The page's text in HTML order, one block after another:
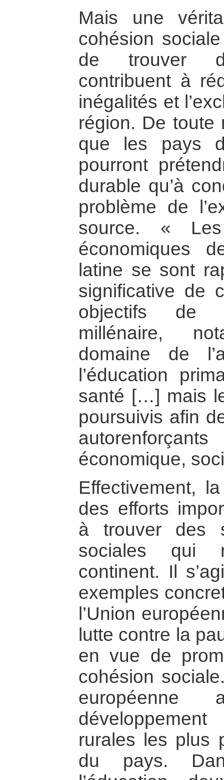
Mais une
cohésion
de trouver
contribuent à
inégalités et
région. De toute
que les pays
pourront
durable qu’à
problème de
source. «
économiques
latine se sont
significative de
objectifs de
millénaire,
domaine de
l’éducation
santé […] mais
poursuivis afin
économique,
Effectivement,
des efforts
à trouver des
sociales qui
continent. Il
exemples
l’Union
lutte contre la
en vue de
cohésion
rurales les plus
du pays.